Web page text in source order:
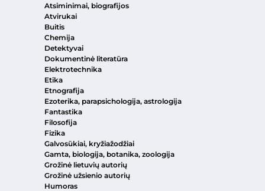
Atsiminimai, biografijos
Atvirukai
Buitis
Chemija
Detektyvai
Dokumentinė literatūra
Elektrotechnika
Etika
Etnografija
Ezoterika, parapsichologija, astrologija
Fantastika
Filosofija
Fizika
Galvosūkiai, kryžiažodžiai
Gamta, biologija, botanika, zoologija
Grožinė lietuvių autorių
Grožinė užsienio autorių
Humoras